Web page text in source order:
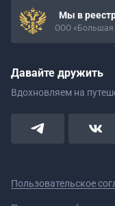
Мы в
ООО «Большая
Давайте дружить
Вдохновляем на
Пользовательское